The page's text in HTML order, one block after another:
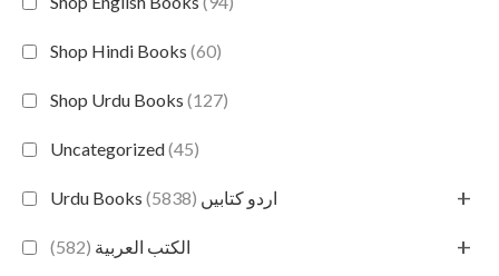
Shop Hindi Books (60)
Shop Urdu Books (127)
Uncategorized(45)
Urdu Books اردو کتابیں (5838) +
الكتب العربية (582) +